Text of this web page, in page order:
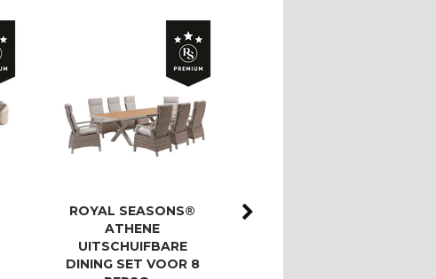
ROYAL SEASONS®
ATHENE
UITSCHUIFBARE
DINING SET VOOR 8